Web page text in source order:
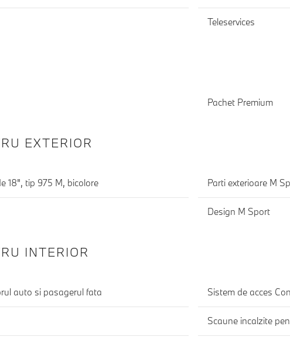
Teleservices
Pachet Premium
EXTERIOR
18", tip 975 M, bicolore Parti exterioare M
Design M Sport
INTERIOR
auto si pasagerul fata Sistem de acces
Scaune incalzite